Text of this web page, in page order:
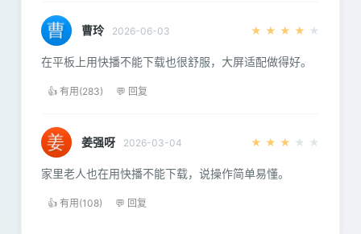
曹玲 2026-06-03 ★ ★ ★ ★ ★
在平板上用快播不能下载也很舒服，大屏适配做得好。
👍 有用(283) 💬 回复
姜强呀 2026-03-04 ★ ★ ★ ★ ★
家里老人也在用快播不能下载，说操作简单易懂。
👍 有用(108) 💬 回复